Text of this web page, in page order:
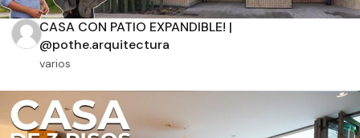
CASA CON PATIO EXPANDIBLE! |
@pothe.arquitectura
varios